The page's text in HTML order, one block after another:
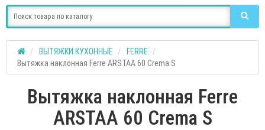
ВЫТЯЖКИ КУХОННЫЕ
FERRE
Вытяжка наклонная Ferre ARSTAA 60 Crema S
Вытяжка наклонная Ferre
ARSTAA 60 Crema S